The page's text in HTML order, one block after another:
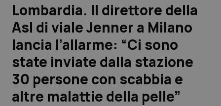
Scienza e Farmaci
Studi e Analisi
Lettere al direttore
Edizioni Regionali
Lombardia. Il direttore della
Asl di viale Jenner a Milano
lancia l’allarme: “Ci sono
state inviate dalla stazione
30 persone con scabbia e
altre malattie della pelle”